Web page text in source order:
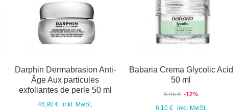
Darphin Dermabrasion Anti-
Âge Aux particules
exfoliantes de perle 50 ml
46,90 € inkl. MwSt.
Babaria Crema Glycolic Acid
50 ml
6,95 € -12%
6,10 € inkl. MwSt.